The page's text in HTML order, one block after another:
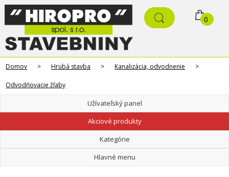
0
Domov > Hrubá stavba > Kanalizácia, odvodnenie >
Odvodňovacie žľaby
Užívateľský panel
Akciové produkty
Kategórie
Hlavné menu